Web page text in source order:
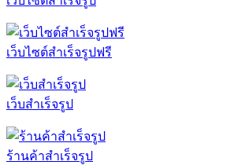
เว็บไซต์สำเร็จรูปฟรี
เว็บสำเร็จรูป
ร้านค้าสำเร็จรูป